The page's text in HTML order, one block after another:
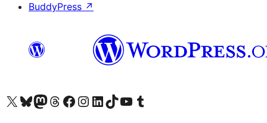
BuddyPress ↗
Visita nuestra cuenta de X (anteriormente Twitter)
Visit our Bluesky account
Visit our Mastodon account
Visit our Threads account
Visita nuestra página de Facebook
Visita nuestra cuenta de Instagram
Visita nuestra cuenta de LinkedIn
Visit our TikTok account
Visita nuestro canal de YouTube
Visit our Tumblr account